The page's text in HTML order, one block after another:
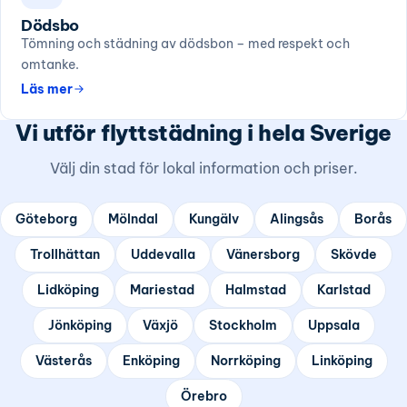
Dödsbo
Tömning och städning av dödsbon – med respekt och
omtanke.
Läs mer
Vi utför flyttstädning i hela Sverige
Välj din stad för lokal information och priser.
Göteborg Mölndal Kungälv Alingsås Borås
Trollhättan Uddevalla Vänersborg Skövde
Lidköping Mariestad Halmstad Karlstad
Jönköping Växjö Stockholm Uppsala
Västerås Enköping Norrköping Linköping
Örebro